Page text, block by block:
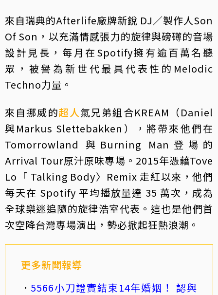
來自瑞典的Afterlife廠牌新銳 DJ／製作人Son
Of Son，以充滿情感張力的旋律與磅礡的音場
設計見長，每月在Spotify擁有逾百萬名聽
眾，被譽為新世代最具代表性的Melodic
Techno力量。
來自挪威的超人氣兄弟組合KREAM（Daniel
與Markus Slettebakken），將帶來他們在
Tomorrowland 與Burning Man登場的
Arrival Tour原汁原味專場。2015年憑藉Tove
Lo「 Talking Body〉Remix 走紅以來，他們
每天在 Spotify 平均播放量達 35 萬次，成為
全球樂迷追隨的旋律浩室代表。這也是他們首
次空降台灣專場演出，勢必掀起狂熱浪潮。
更多新聞報導
5566小刀證實結束14年婚姻！ 認與